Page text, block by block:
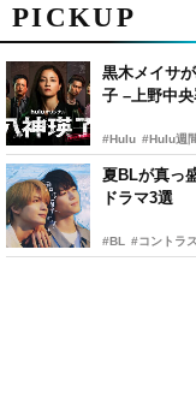
PICKUP
黒木メイサ
子 –上野中央
#Hulu #Hulu週
夏BLが真っ
ドラマ3選
#BL #コントラ